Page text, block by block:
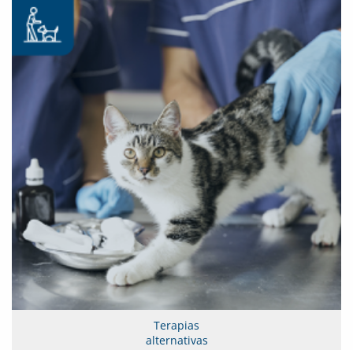
Terapias
alternativas